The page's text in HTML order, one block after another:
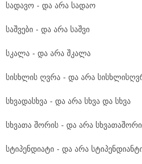
სადავო - და არა სადაო
საშვები - და არა საშვი
სკალა - და არა შკალა
სისხლის ღვრა - და არა
სხვადასხვა - და არა სხვა და სხვა
სხვათა შორის - და არა
სტიპენდიატი - და არა